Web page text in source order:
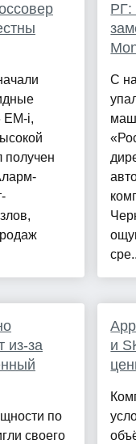
EM-i,
получен
из-за
по
своего
РГ:
С
и